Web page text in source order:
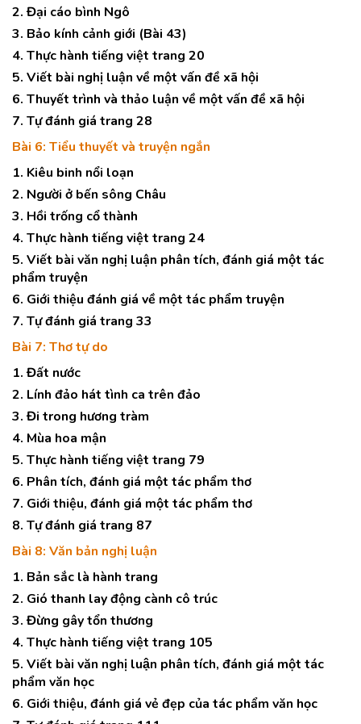
2. Đại cáo bình Ngô
3. Bảo kính cảnh giới (Bài 43)
4. Thực hành tiếng việt trang 20
5. Viết bài nghị luận về một vấn đề xã hội
6. Thuyết trình và thảo luận về một vấn đề xã hội
7. Tự đánh giá trang 28
Bài 6: Tiểu thuyết và truyện ngắn
1. Kiêu binh nổi loạn
2. Người ở bến sông Châu
3. Hồi trống cổ thành
4. Thực hành tiếng việt trang 24
5. Viết bài văn nghị luận phân tích, đánh giá một tác
phẩm truyện
6. Giới thiệu đánh giá về một tác phẩm truyện
7. Tự đánh giá trang 33
Bài 7: Thơ tự do
1. Đất nước
2. Lính đảo hát tình ca trên đảo
3. Đi trong hương tràm
4. Mùa hoa mận
5. Thực hành tiếng việt trang 79
6. Phân tích, đánh giá một tác phẩm thơ
7. Giới thiệu, đánh giá một tác phẩm thơ
8. Tự đánh giá trang 87
Bài 8: Văn bản nghị luận
1. Bản sắc là hành trang
2. Gió thanh lay động cành cô trúc
3. Đừng gây tổn thương
4. Thực hành tiếng việt trang 105
5. Viết bài văn nghị luận phân tích, đánh giá một tác
phẩm văn học
6. Giới thiệu, đánh giá vẻ đẹp của tác phẩm văn học